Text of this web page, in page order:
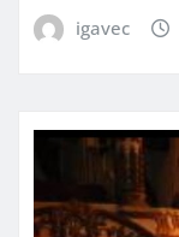
igavec